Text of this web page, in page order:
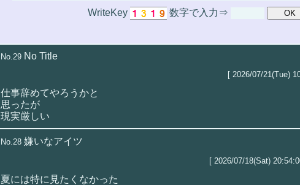
WriteKey 数字で入力⇒
No.29 No Title
[ 2026/07/21(Tue)
仕事辞めてやろうかと
思ったが
現実厳しい
No.28 嫌いなアイツ
[ 2026/07/18(Sat)
夏には特に見たくなかった